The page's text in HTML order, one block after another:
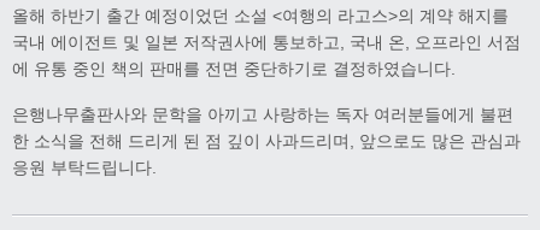
올해 하반기 출간 예정이었던 소설 <여행의 라고스>의 계약 해지를
국내 에이전트 및 일본 저작권사에 통보하고, 국내 온, 오프라인 서점
에 유통 중인 책의 판매를 전면 중단하기로 결정하였습니다.
은행나무출판사와 문학을 아끼고 사랑하는 독자 여러분들에게 불편
한 소식을 전해 드리게 된 점 깊이 사과드리며, 앞으로도 많은 관심과
응원 부탁드립니다.